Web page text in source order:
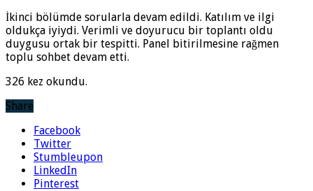
İkinci bölümde sorularla devam edildi. Katılım ve ilgi
oldukça iyiydi. Verimli ve doyurucu bir toplantı oldu
duygusu ortak bir tespitti. Panel bitirilmesine rağmen
toplu sohbet devam etti.
326 kez okundu.
Share
Facebook
Twitter
Stumbleupon
LinkedIn
Pinterest